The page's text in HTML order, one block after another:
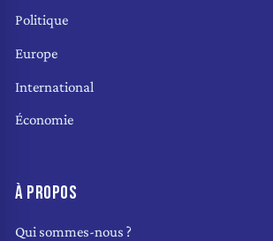
Politique
Europe
International
Économie
À PROPOS
Qui sommes-nous ?